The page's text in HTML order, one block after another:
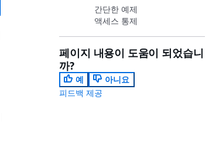
간단한 예제
액세스 통제
페이지 내용이 도움이 되었습니
까?
예
아니요
피드백 제공